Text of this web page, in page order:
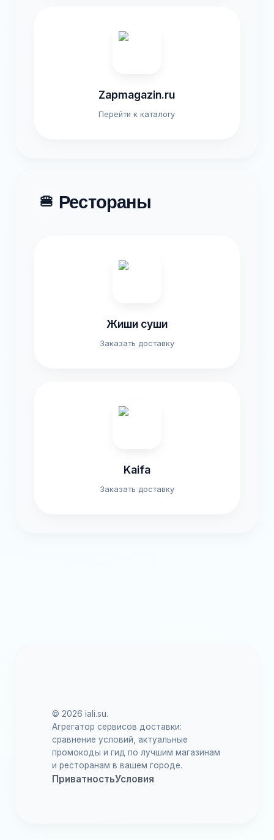
Zapmagazin.ru
Перейти к каталогу
🍔 Рестораны
Жиши суши
Заказать доставку
Kaifa
Заказать доставку
© 2026 iali.su.
Агрегатор сервисов доставки:
сравнение условий, актуальные
промокоды и гид по лучшим магазинам
и ресторанам в вашем городе.
ПриватностьУсловия